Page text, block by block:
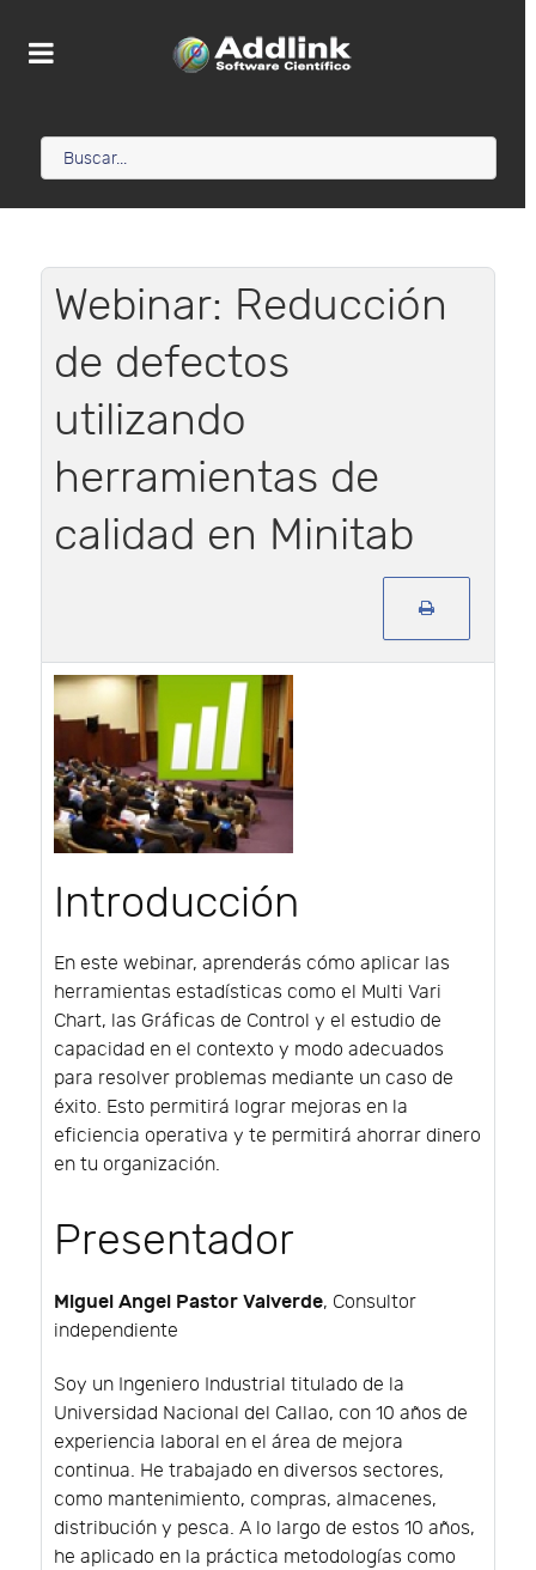
Webinar: Reducción
de defectos
utilizando
herramientas de
calidad en Minitab
Introducción
En este webinar, aprenderás cómo aplicar las
herramientas estadísticas como el Multi Vari
Chart, las Gráficas de Control y el estudio de
capacidad en el contexto y modo adecuados
para resolver problemas mediante un caso de
éxito. Esto permitirá lograr mejoras en la
eficiencia operativa y te permitirá ahorrar dinero
en tu organización.
Presentador
Miguel Angel Pastor Valverde, Consultor
independiente
Soy un Ingeniero Industrial titulado de la
Universidad Nacional del Callao, con 10 años de
experiencia laboral en el área de mejora
continua. He trabajado en diversos sectores,
como mantenimiento, compras, almacenes,
distribución y pesca. A lo largo de estos 10 años,
he aplicado en la práctica metodologías como